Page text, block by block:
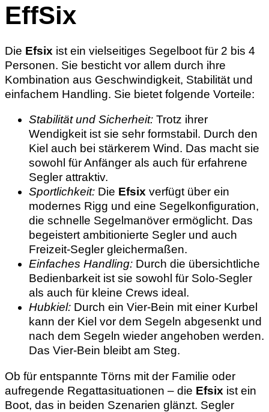
EffSix
Die Efsix ist ein vielseitiges Segelboot für 2 bis 4
Personen. Sie besticht vor allem durch ihre
Kombination aus Geschwindigkeit, Stabilität und
einfachem Handling. Sie bietet folgende Vorteile:
Stabilität und Sicherheit: Trotz ihrer
Wendigkeit ist sie sehr formstabil. Durch den
Kiel auch bei stärkerem Wind. Das macht sie
sowohl für Anfänger als auch für erfahrene
Segler attraktiv.
Sportlichkeit: Die Efsix verfügt über ein
modernes Rigg und eine Segelkonfiguration,
die schnelle Segelmanöver ermöglicht. Das
begeistert ambitionierte Segler und auch
Freizeit-Segler gleichermaßen.
Einfaches Handling: Durch die übersichtliche
Bedienbarkeit ist sie sowohl für Solo-Segler
als auch für kleine Crews ideal.
Hubkiel: Durch ein Vier-Bein mit einer Kurbel
kann der Kiel vor dem Segeln abgesenkt und
nach dem Segeln wieder angehoben werden.
Das Vier-Bein bleibt am Steg.
Ob für entspannte Törns mit der Familie oder
aufregende Regattasituationen – die Efsix ist ein
Boot, das in beiden Szenarien glänzt. Segler